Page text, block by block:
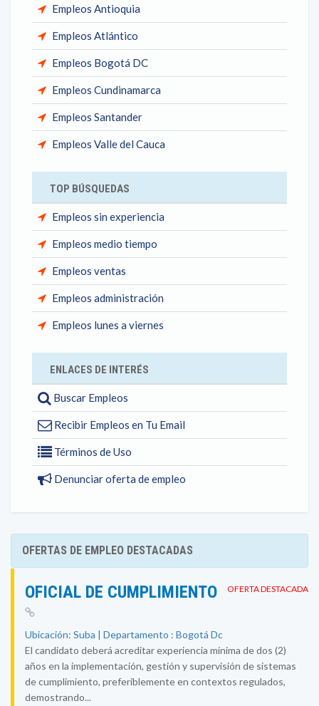
Empleos Antioquia
Empleos Atlántico
Empleos Bogotá DC
Empleos Cundinamarca
Empleos Santander
Empleos Valle del Cauca
TOP BÚSQUEDAS
Empleos sin experiencia
Empleos medio tiempo
Empleos ventas
Empleos administración
Empleos lunes a viernes
ENLACES DE INTERÉS
Buscar Empleos
Recibir Empleos en Tu Email
Términos de Uso
Denunciar oferta de empleo
OFERTAS DE EMPLEO DESTACADAS
OFERTA DESTACADA
OFICIAL DE CUMPLIMIENTO
Ubicación: Suba | Departamento : Bogotá Dc
El candidato deberá acreditar experiencia mínima de dos (2)
años en la implementación, gestión y supervisión de sistemas
de cumplimiento, preferiblemente en contextos regulados,
demostrando...